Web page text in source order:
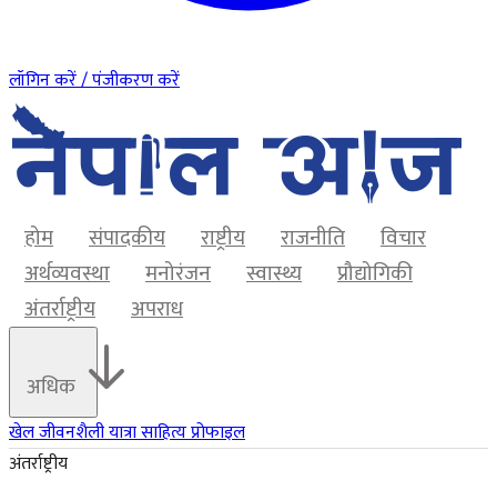
लॉगिन करें / पंजीकरण करें
होम संपादकीय राष्ट्रीय राजनीति
विचार
अर्थव्यवस्था
मनोरंजन स्वास्थ्य
प्रौद्योगिकी
अंतर्राष्ट्रीय
अपराध
अधिक
खेलजीवनशैलीयात्रासाहित्यप्रोफाइल
अंतर्राष्ट्रीय